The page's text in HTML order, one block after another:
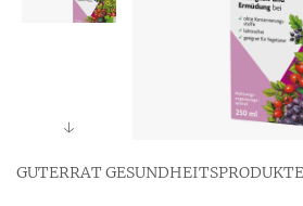
GUTERRAT